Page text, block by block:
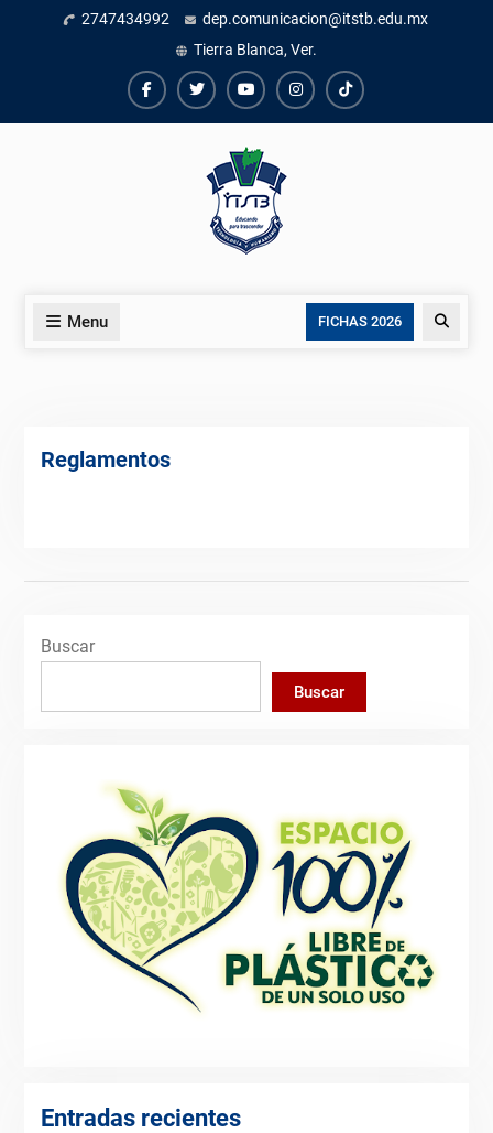
2747434992
dep.comunicacion@itstb.edu.mx
Tierra Blanca, Ver.
FacebookTwiterYoutubeinstagram
TikTok
Menu FICHAS 2026 Search
Reglamentos
Buscar
Buscar
Entradas recientes